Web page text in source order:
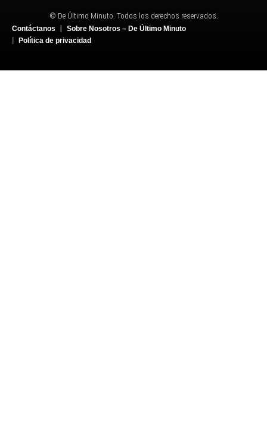
© De Último Minuto. Todos los derechos reservados.
Contáctanos
Sobre Nosotros – De Último Minuto
Política de privacidad